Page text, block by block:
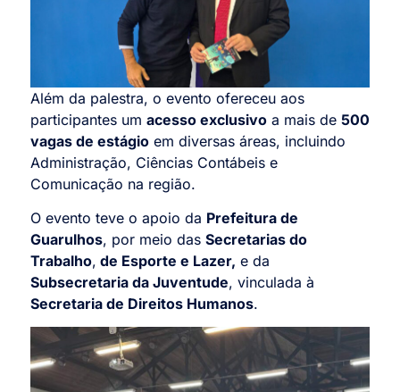
Além da palestra, o evento ofereceu aos
participantes um acesso exclusivo a mais de 500
vagas de estágio em diversas áreas, incluindo
Administração, Ciências Contábeis e
Comunicação na região.
O evento teve o apoio da Prefeitura de
Guarulhos, por meio das Secretarias do
Trabalho, de Esporte e Lazer, e da
Subsecretaria da Juventude, vinculada à
Secretaria de Direitos Humanos.